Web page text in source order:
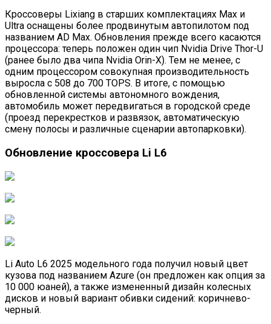
Кроссоверы Lixiang в старших комплектациях Max и
Ultra оснащены более продвинутым автопилотом под
названием AD Max. Обновления прежде всего касаются
процессора: теперь положен один чип Nvidia Drive Thor-U
(ранее было два чипа Nvidia Orin-X). Тем не менее, с
одним процессором совокупная производительность
выросла с 508 до 700 TOPS. В итоге, с помощью
обновленной системы автономного вождения,
автомобиль может передвигаться в городской среде
(проезд перекрестков и развязок, автоматическую
смену полосы и различные сценарии автопарковки).
Обновление кроссовера Li L6
Li Auto L6 2025 модельного года получил новый цвет
кузова под названием Azure (он предложен как опция за
10 000 юаней), а также измененный дизайн колесных
дисков и новый вариант обивки сидений: коричнево-
черный.